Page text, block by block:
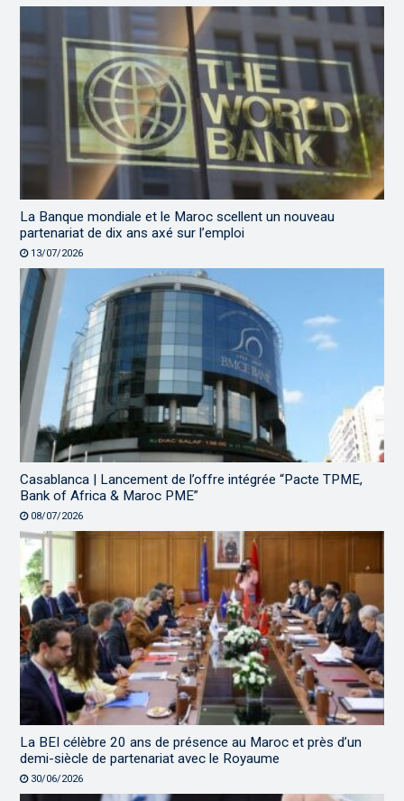
La Banque mondiale et le Maroc scellent un nouveau
partenariat de dix ans axé sur l’emploi
13/07/2026
Casablanca | Lancement de l’offre intégrée “Pacte TPME,
Bank of Africa & Maroc PME”
08/07/2026
La BEI célèbre 20 ans de présence au Maroc et près d’un
demi-siècle de partenariat avec le Royaume
30/06/2026